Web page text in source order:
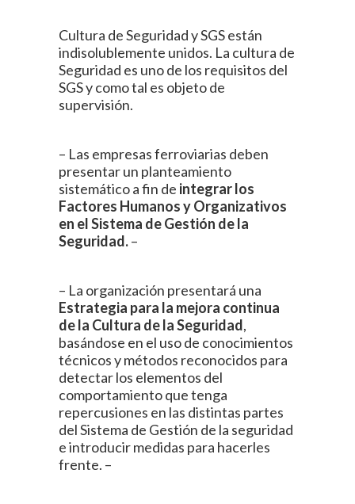
Cultura de Seguridad y SGS están
indisolublemente unidos. La cultura de
Seguridad es uno de los requisitos del
SGS y como tal es objeto de
supervisión.
– Las empresas ferroviarias deben
presentar un planteamiento
sistemático a fin de integrar los
Factores Humanos y Organizativos
en el Sistema de Gestión de la
Seguridad.–
– La organización presentará una
Estrategia para la mejora continua
de la Cultura de la Seguridad,
basándose en el uso de conocimientos
técnicos y métodos reconocidos para
detectar los elementos del
comportamiento que tenga
repercusiones en las distintas partes
del Sistema de Gestión de la seguridad
e introducir medidas para hacerles
frente. –